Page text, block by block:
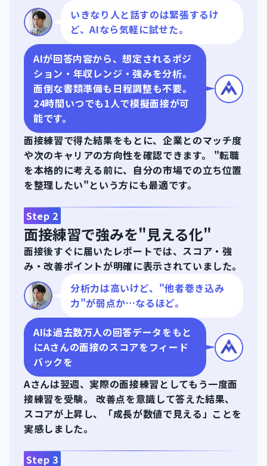
いきなり人と話すのは緊張するけ
ど、AIなら気軽に試せた。
AIが回答内容から、想定されるポジ
ション・年収レンジ・強みを分析。
面倒な書類準備も日程調整も不要。
24時間いつでも1人で模擬面接が可
能です。
面接練習で得た結果をもとに、企業とのマッチ度
や次のキャリアの方向性を確認できます。 "転職
を本格的に考える前に、自分の市場での立ち位置
を整理したい"という方にも最適です。
Step 2
面接練習で強みを"見える化"
面接後すぐに届いたレポートでは、スコア・強
み・改善ポイントが明確に表示されていました。
分析力は高いけど、"他者巻き込み
力"が弱点か…なるほど。
AIは過去数万人の回答データをもと
にAさんの面接のスコアをフィード
バックを
Aさんは翌週、実際の面接練習としてもう一度面
接練習を受験。 改善点を意識して答えた結果、
スコアが上昇し、「成長が数値で見える」ことを
実感しました。
Step3